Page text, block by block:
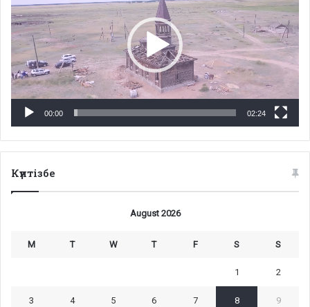
00:00 02:24
Күнтізбе
August 2026
M T W T F S S
1 2
3 4 5 6 7 8 9